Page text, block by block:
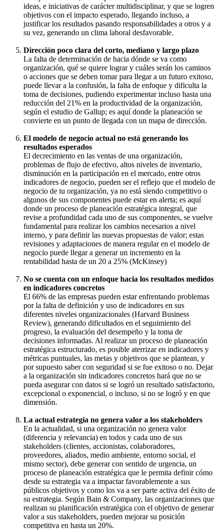
ideas, e iniciativas de carácter multidisciplinar, y que se logren
objetivos con el impacto esperado, llegando incluso, a
justificar los resultados pasando responsabilidades a otros y a
su vez, generando un clima laboral desfavorable.
Dirección poco clara del corto, mediano y largo plazo
La falta de determinación de hacia dónde se va como
organización, qué se quiere lograr y cuáles serán los caminos
o acciones que se deben tomar para llegar a un futuro exitoso,
puede llevar a la confusión, la falta de enfoque y dificulta la
toma de decisiones, pudiendo experimentar incluso hasta una
reducción del 21% en la productividad de la organización,
según el estudio de Gallup; es aquí donde la planeación se
convierte en un punto de llegada con un mapa de dirección.
El modelo de negocio actual no está generando los
resultados esperados
El decrecimiento en las ventas de una organización,
problemas de flujo de efectivo, altos niveles de inventario,
disminución en la participación en el mercado, entre otros
indicadores de negocio, pueden ser el reflejo que el modelo de
negocio de tu organización, ya no está siendo competitivo o
algunos de sus componentes puede estar en alerta; es aquí
donde un proceso de planeación estratégica integral, que
revise a profundidad cada uno de sus componentes, se vuelve
fundamental para realizar los cambios necesarios a nivel
interno, y para definir las nuevas propuestas de valor; estas
revisiones y adaptaciones de manera regular en el modelo de
negocio puede llegar a generar un incremento en la
rentabilidad hasta de un 20 a 25% (McKinsey)
No se cuenta con un enfoque hacia los resultados medidos
en indicadores concretos
El 66% de las empresas pueden estar enfrentando problemas
por la falta de definición y uso de indicadores en sus
diferentes niveles organizacionales (Harvard Business
Review), generando dificultados en el seguimiento del
progreso, la evaluación del desempeño y la toma de
decisiones informadas. Al realizar un proceso de planeación
estratégica estructurado, es posible aterrizar en indicadores y
métricas puntuales, las metas y objetivos que se plantean, y
por supuesto saber con seguridad si se fue exitoso o no. Dejar
a la organización sin indicadores concretos hará que no se
pueda asegurar con datos si se logró un resultado satisfactorio,
excepcional o exponencial, o incluso, si no se logró y en que
dimensión.
La actual estrategia no genera valor a los stakeholders
En la actualidad, si una organización no genera valor
(diferencia y relevancia) en todos y cada uno de sus
stakeholders (clientes, accionistas, colaboradores,
proveedores, aliados, medio ambiente, entorno social, el
mismo sector), debe generar con sentido de urgencia, un
proceso de planeación estratégica que le permita definir cómo
desde su estrategia va a impactar favorablemente a sus
públicos objetivos y como los va a ser parte activa del éxito de
su estrategia. Según Bain & Company, las organizaciones que
realizan su planificación estratégica con el objetivo de generar
valor a sus stakeholders, pueden mejorar su posición
competitiva en hasta un 20%.